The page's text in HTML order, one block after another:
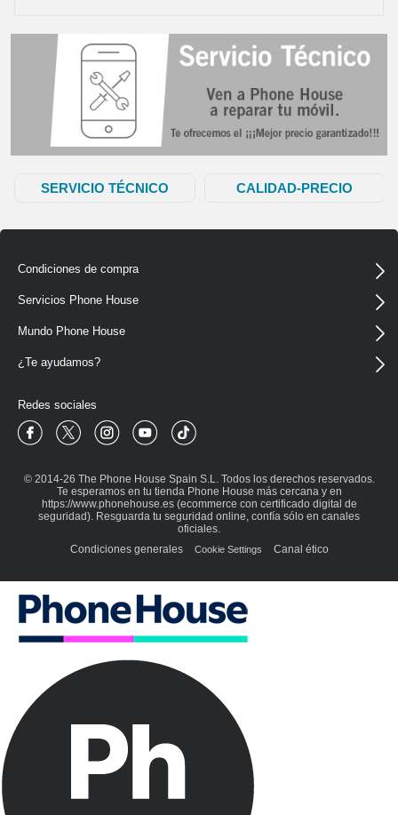
SERVICIO TÉCNICO CALIDAD-PRECIO
Condiciones de compra
Servicios Phone House
Mundo Phone House
¿Te ayudamos?
Redes sociales
Phone House Facebook
Phone House Twitter
Phone House Instagram
Phone House Youtube
© 2014-26 The Phone House Spain S.L. Todos los derechos reservados.
Te esperamos en tu tienda Phone House más cercana y en
https://www.phonehouse.es (ecommerce con certificado digital de
seguridad). Resguarda tu seguridad online, confía sólo en canales
oficiales.
Condiciones generales
Cookie Settings Canal ético